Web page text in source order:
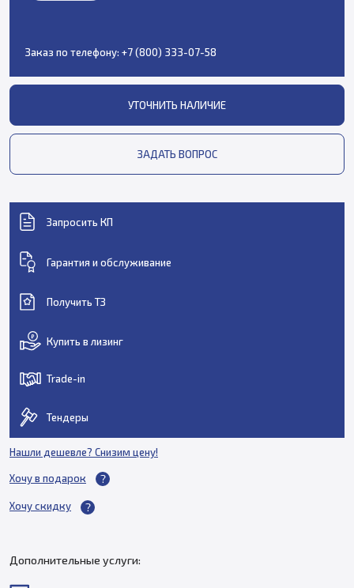
Заказ по телефону: +7 (800) 333-07-58
УТОЧНИТЬ НАЛИЧИЕ
ЗАДАТЬ ВОПРОС
Запросить КП
Гарантия и обслуживание
Получить ТЗ
Купить в лизинг
Trade-in
Тендеры
Нашли дешевле? Снизим цену!
Хочу в подарок
Хочу скидку
Дополнительные услуги: